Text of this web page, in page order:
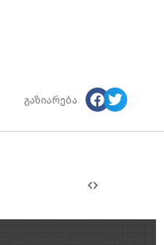
გაზიარება